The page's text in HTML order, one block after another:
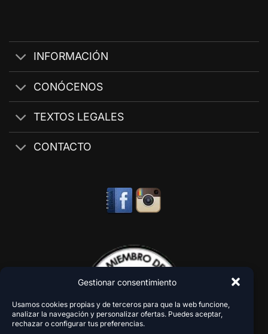
Gestionar consentimiento
Usamos cookies propias y de terceros para que la web funcione,
analizar la navegación y personalizar ofertas. Puedes aceptar,
rechazar o configurar tus preferencias.
INFORMACIÓN
CONÓCENOS
TEXTOS LEGALES
CONTACTO